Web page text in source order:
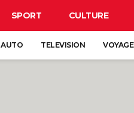
SPORT CULTURE
AUTO TELEVISION VOYAGE